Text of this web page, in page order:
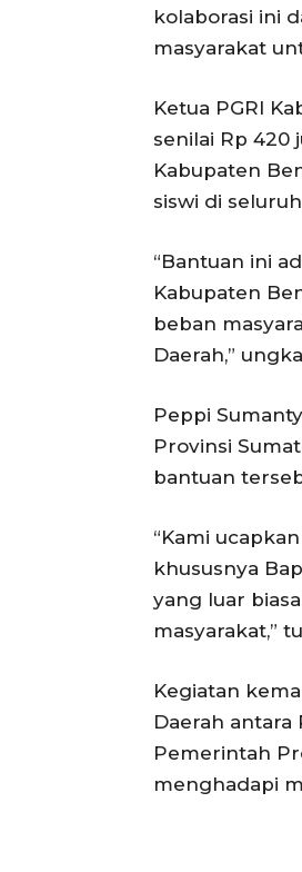
kolaborasi ini
masyarakat
Ketua PGRI
senilai Rp 420
Kabupaten
siswi di
“Bantuan ini
Kabupaten
beban
Daerah,”
Peppi
Provinsi
bantuan
“Kami
khususnya
yang luar
masyarakat,”
Kegiatan
Daerah antara
Pemerintah
menghadapi